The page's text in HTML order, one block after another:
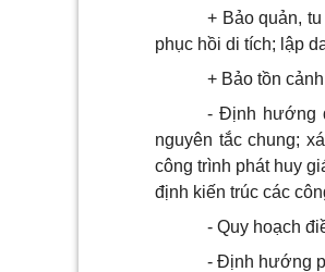
+ Bảo quản,
phục hồi di tích; lập
+ Bảo tồn
- Định hướng
nguyên tắc chung;
công trình phát huy
định kiến trúc các
- Quy hoạch
- Định hướng